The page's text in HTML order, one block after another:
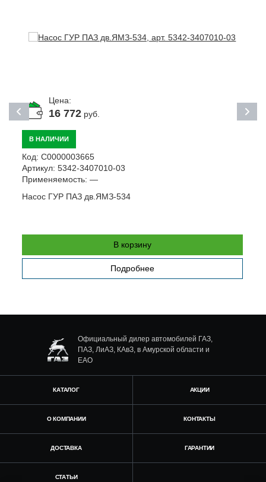
Цена:
16 772руб.
В НАЛИЧИИ
Код: С0000003665
Артикул: 5342-3407010-03
Применяемость: —
Насос ГУР ПАЗ дв.ЯМЗ-534
В корзину
Подробнее
Официальный дилер автомобилей ГАЗ,
ПАЗ, ЛиАЗ, КАвЗ, в Амурской области и
ЕАО
КАТАЛОГ АКЦИИ
О КОМПАНИИ КОНТАКТЫ
ДОСТАВКА ГАРАНТИИ
СТАТЬИ